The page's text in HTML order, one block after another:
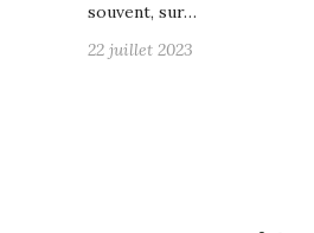
souvent, sur…
22 juillet 2023